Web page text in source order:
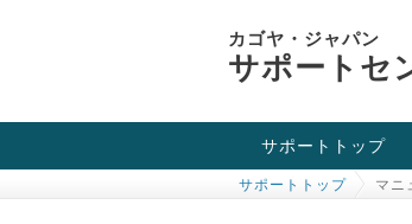
カゴヤ・ジャパン
サポートセ
サポートトップ
お役立ち情報
チュートリアル
障害・メンテナンス情
サポートトップ マニ